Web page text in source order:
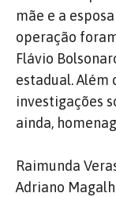
mãe e a
operação
Flávio
estadual. Além
investigações
ainda,
Raimunda
Adriano